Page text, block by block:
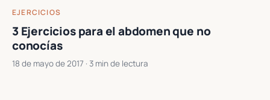
EJERCICIOS
3 Ejercicios para el abdomen que no
conocías
18 de mayo de 2017 · 3 min de lectura